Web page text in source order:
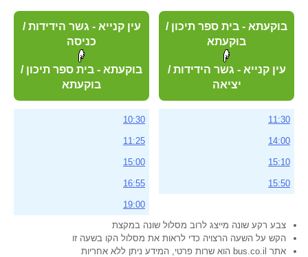
בוקעתא - בית ספר תיכון /
בוקעתא
עין קנייא - גשר הידידות /
יציאה
11:30
14:00
15:10
15:50
עין קנייא - גשר הידידות /
כניסה
בוקעתא - בית ספר תיכון /
בוקעתא
10:30
11:25
15:00
16:55
19:00
צבע רקע שונה מייצג לרוב מסלול שונה במקצת
הקש על השעה הרצויה כדי לראות את מסלול הקו בשעה זו
אתר bus.co.il הוא שרות פרטי, המידע ניתן ללא אחריות